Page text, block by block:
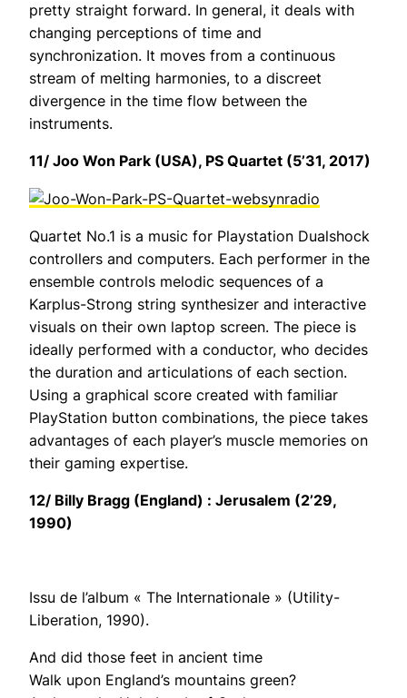
pretty straight forward. In general, it deals with
changing perceptions of time and
synchronization. It moves from a continuous
stream of melting harmonies, to a discreet
divergence in the time flow between the
instruments.
11/ Joo Won Park (USA), PS Quartet (5’31, 2017)
Quartet No.1 is a music for Playstation Dualshock
controllers and computers. Each performer in the
ensemble controls melodic sequences of a
Karplus-Strong string synthesizer and interactive
visuals on their own laptop screen. The piece is
ideally performed with a conductor, who decides
the duration and articulations of each section.
Using a graphical score created with familiar
PlayStation button combinations, the piece takes
advantages of each player’s muscle memories on
their gaming expertise.
12/ Billy Bragg (England) : Jerusalem (2’29,
1990)
Issu de l’album « The Internationale » (Utility-
Liberation, 1990).
And did those feet in ancient time
Walk upon England’s mountains green?